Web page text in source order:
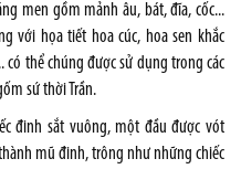
men gồm mảnh âu, bát, đĩa, cốc...
với họa tiết hoa cúc, hoa sen khắc
thể chúng được sử dụng trong các
sứ thời Trần.
đinh sắt vuông, một đầu được vót
mũ đinh, trông như những chiếc